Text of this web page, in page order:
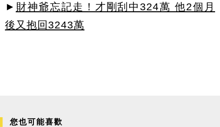
► 財神爺忘記走！才剛刮中324萬 他2個月
後又抱回3243萬
您也可能喜歡